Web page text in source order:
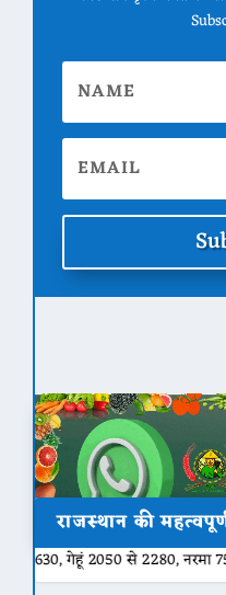
राजस्थान की
नरमा 7500 से 7840,